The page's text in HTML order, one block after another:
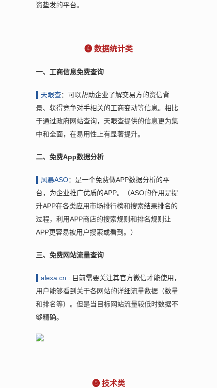
资垫发的平台。
❹ 数据统计类
一、工商信息免费查询
▌天眼查：可以帮助企业了解交易方的资信背
景、获得竞争对手相关的工商变动等信息。相比
于通过政府网站查询，天眼查提供的信息更为集
中和全面，在易用性上有显著提升。
二、免费App数据分析
▌风暴ASO：是一个免费做APP数据分析的平
台，为企业推广优质的APP。（ASO的作用是提
升APP在各类应用市场排行榜和搜索结果排名的
过程，利用APP商店的搜索规则和排名规则让
APP更容易被用户搜索或看到。）
三、免费网站流量查询
▌alexa.cn : 目前需要关注其官方微信才能使用，
用户能够看到关于各网站的详细流量数据（数量
和排名等）。但是当目标网站流量较低时数据不
够精确。
❺ 技术类